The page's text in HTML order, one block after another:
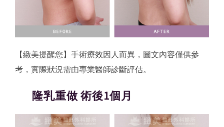
【緻美提醒您】手術療效因人而異，圖文內容僅供參
考，實際狀況需由專業醫師診斷評估。
隆乳重做 術後1個月